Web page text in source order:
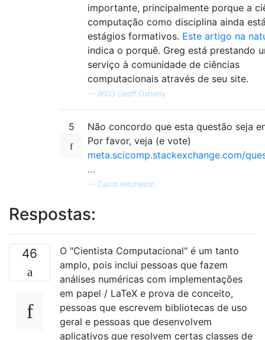
importante, principalmente porque a
computação como disciplina ainda
estágios formativos. Este artigo na
indica o porquê. Greg está prestando
serviço à comunidade de ciências
computacionais através de seu site.
— 9603 Geoff Oxberry
5
Não concordo que esta questão seja
Por favor, veja (e vote)
meta.scicomp.stackexchange.com/
…
— David Ketcheson
Respostas:
46
O "Cientista Computacional" é um tanto
amplo, pois inclui pessoas que fazem
análises numéricas com implementações
em papel / LaTeX e prova de conceito,
pessoas que escrevem bibliotecas de uso
geral e pessoas que desenvolvem
aplicativos que resolvem certas classes de